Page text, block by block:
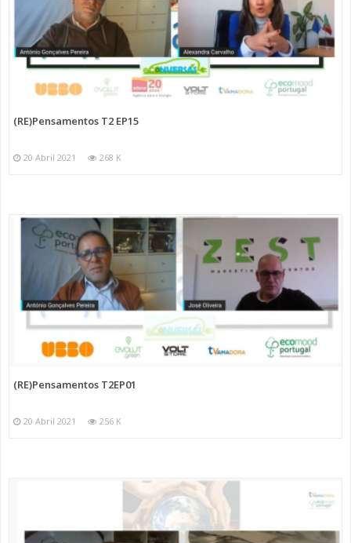
(RE)Pensamentos T2 EP15
20 Abril 2021 268 K
(RE)Pensamentos T2EP01
20 Abril 2021 256 K